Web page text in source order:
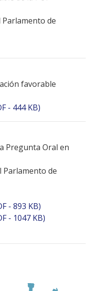
Parlamento de
favorable
- 444 KB)
Pregunta Oral en
Parlamento de
- 893 KB)
- 1047 KB)